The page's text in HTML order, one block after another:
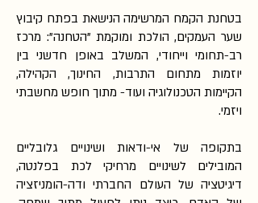
בטחנת הקמח המרשימה הנישאת בפתח קיבוץ
שער העמקים, הולכת ומוקמת "הטחנה": מרכז
רב-תחומי וייחודי, המשלב באופן חדשני בין
יוזמות מתחום התרבות, החינוך, הקהילה,
הקיימות הטכנולוגיה ועוד- מתוך חופש מחשבתי
ויזמי.
בתקופה של אי-ודאות ושינויים גלובליים
המובילים לשינויים מרחיקי לכת בפלנטה,
דיגיטציה של העולם החברתי ודה-הומניזציה